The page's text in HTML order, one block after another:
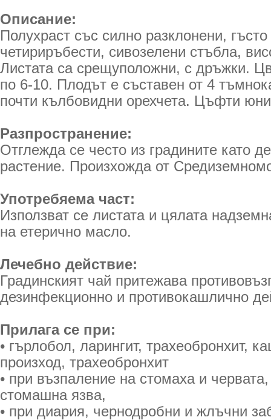
Описание:
Полухраст със силно разклонени,
четириръбести, сивозелени стъбла,
Листата са срещуположни, с дръжки.
по 6-10. Плодът е съставен от 4
почти кълбовидни орехчета. Цъфти
Разпространение:
Отглежда се често из градините като
растение. Произхожда от
Употребяема част:
Използват се листата и цялата
на етерично масло.
Лечебно действие:
Градинският чай притежава
дезинфекционно и противокашлично
Прилага се при:
• гърлобол, ларингит, трахеобронхит,
произход, трахеобронхит
• при възпаление на стомаха и
стомашна язва,
• при диария, чернодробни и жлъчни